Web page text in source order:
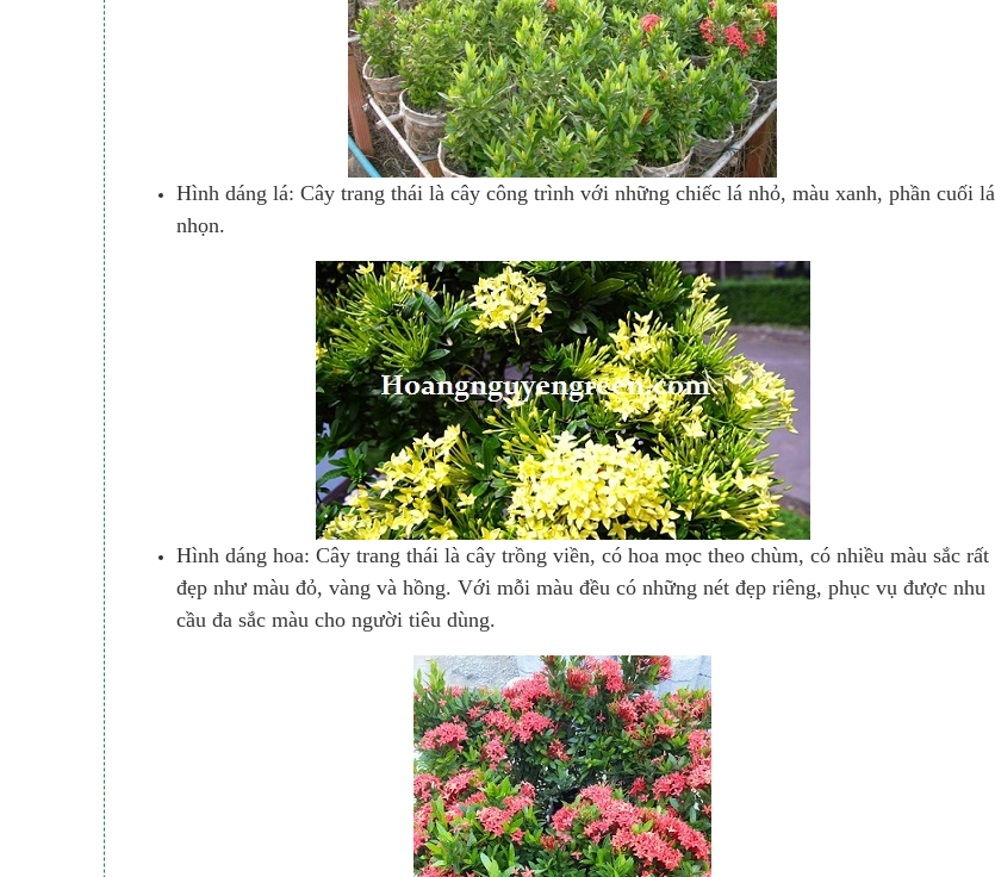
Hình dáng lá: Cây trang thái là cây công trình với những chiếc lá nhỏ, màu xanh, phần cuối lá
nhọn.
Hình dáng hoa: Cây trang thái là cây trồng viền, có hoa mọc theo chùm, có nhiều màu sắc rất
đẹp như màu đỏ, vàng và hồng. Với mỗi màu đều có những nét đẹp riêng, phục vụ được nhu
cầu đa sắc màu cho người tiêu dùng.